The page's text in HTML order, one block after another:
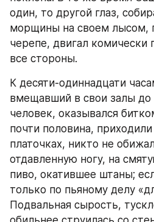
один, то другой глаз,
морщины на своем лысом,
черепе, двигал комически
все стороны.
К десяти-одиннадцати
вмещавший в свои залы до
человек, оказывался
почти половина,
платочках, никто не
отдавленную ногу, на
пиво, окатившее штаны;
только по пьяному делу
Подвальная сырость,